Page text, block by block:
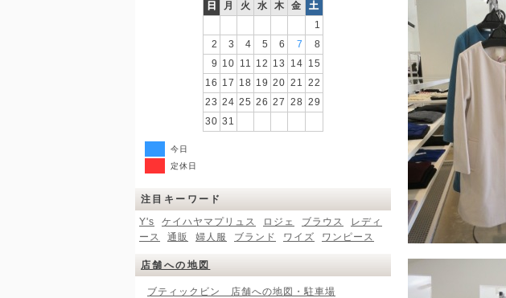
日 月 火 水 木 金
土
1
2
3 4 5 6 7
8
9 10 11 12 13 14 15
16 17 18 19 20 21 22
23 24 25 26 27 28 29
30 31
今日
定休日
注目キーワード
Y's
ケイハヤマプリュス ロジェ ブラウス
レディ
ース
通販 婦人服 ブランド ワイズ ワンピース
店舗への地図
ブティックビン 店舗への地図・駐車場